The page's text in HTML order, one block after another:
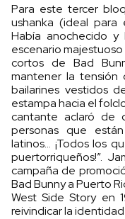
Para este tercer
ushanka (ideal para
Había anochecido
escenario
cortos de Bad
mantener la tensión
bailarines vestidos
estampa hacia el
cantante aclaró de
personas que
latinos… ¡Todos los
puertorriqueños!”.
campaña de
Bad Bunny a Puerto
West Side Story en
reivindicar la